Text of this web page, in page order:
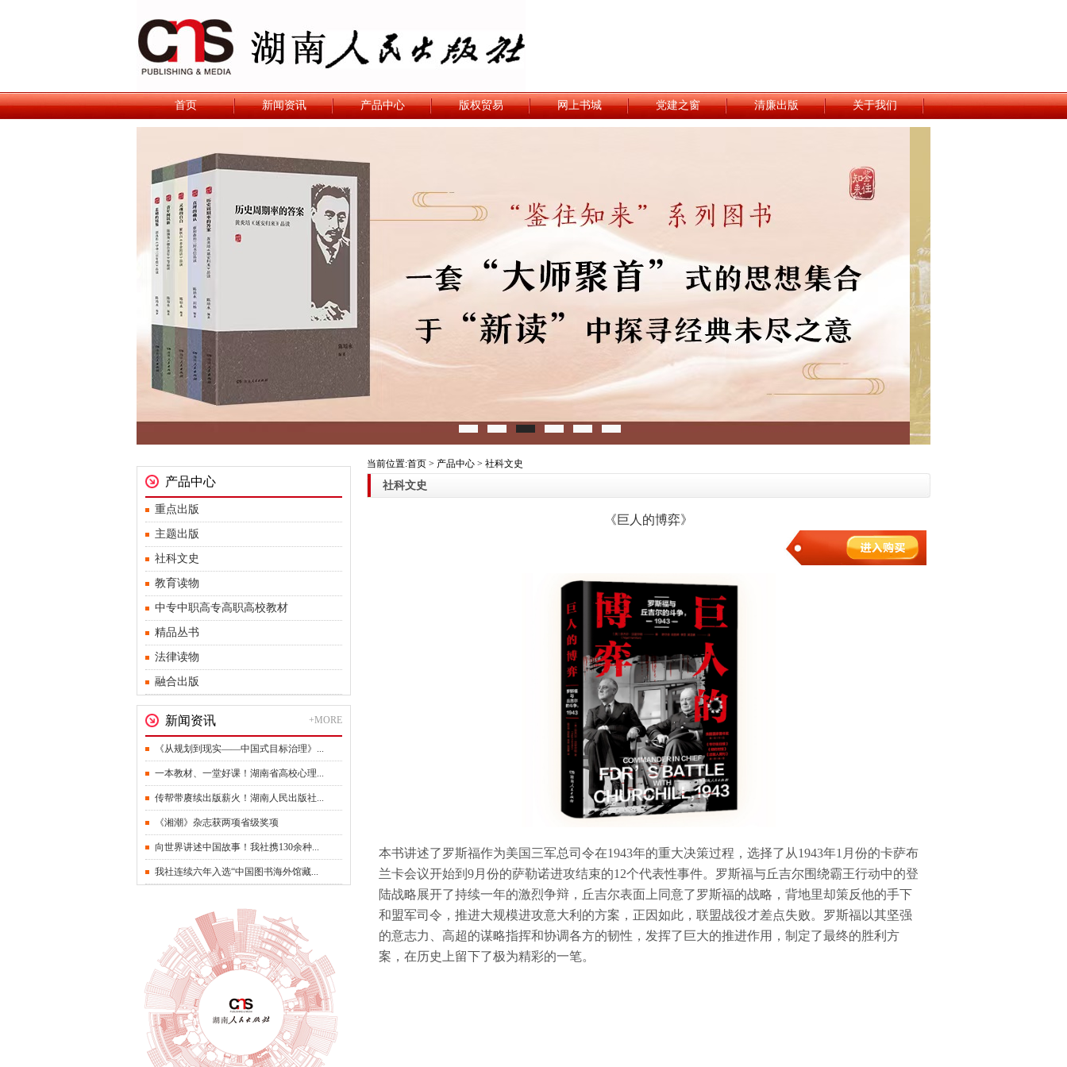
首页 新闻资讯 产品中心 版权贸易 网上书城 党建之窗 清廉出版 关于我们
产品中心
重点出版
主题出版
社科文史
教育读物
中专中职高专高职高校教材
精品丛书
法律读物
融合出版
新闻资讯 +MORE
《从规划到现实——中国式目标治理》...
一本教材、一堂好课！湖南省高校心理...
传帮带赓续出版薪火！湖南人民出版社...
《湘潮》杂志获两项省级奖项
向世界讲述中国故事！我社携130余种...
我社连续六年入选“中国图书海外馆藏...
当前位置:首页 > 产品中心 > 社科文史
社科文史
《巨人的博弈》
本书讲述了罗斯福作为美国三军总司令在1943年的重大决策过程，选择了从1943年1月份的卡萨布
兰卡会议开始到9月份的萨勒诺进攻结束的12个代表性事件。罗斯福与丘吉尔围绕霸王行动中的登
陆战略展开了持续一年的激烈争辩，丘吉尔表面上同意了罗斯福的战略，背地里却策反他的手下
和盟军司令，推进大规模进攻意大利的方案，正因如此，联盟战役才差点失败。罗斯福以其坚强
的意志力、高超的谋略指挥和协调各方的韧性，发挥了巨大的推进作用，制定了最终的胜利方
案，在历史上留下了极为精彩的一笔。